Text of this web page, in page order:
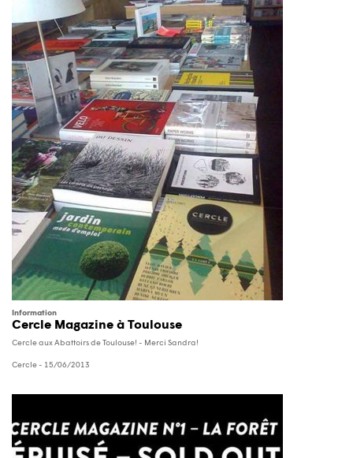
Information
Cercle Magazine à Toulouse
Cercle aux Abattoirs de Toulouse! - Merci Sandra!
Cercle- 15/06/2013